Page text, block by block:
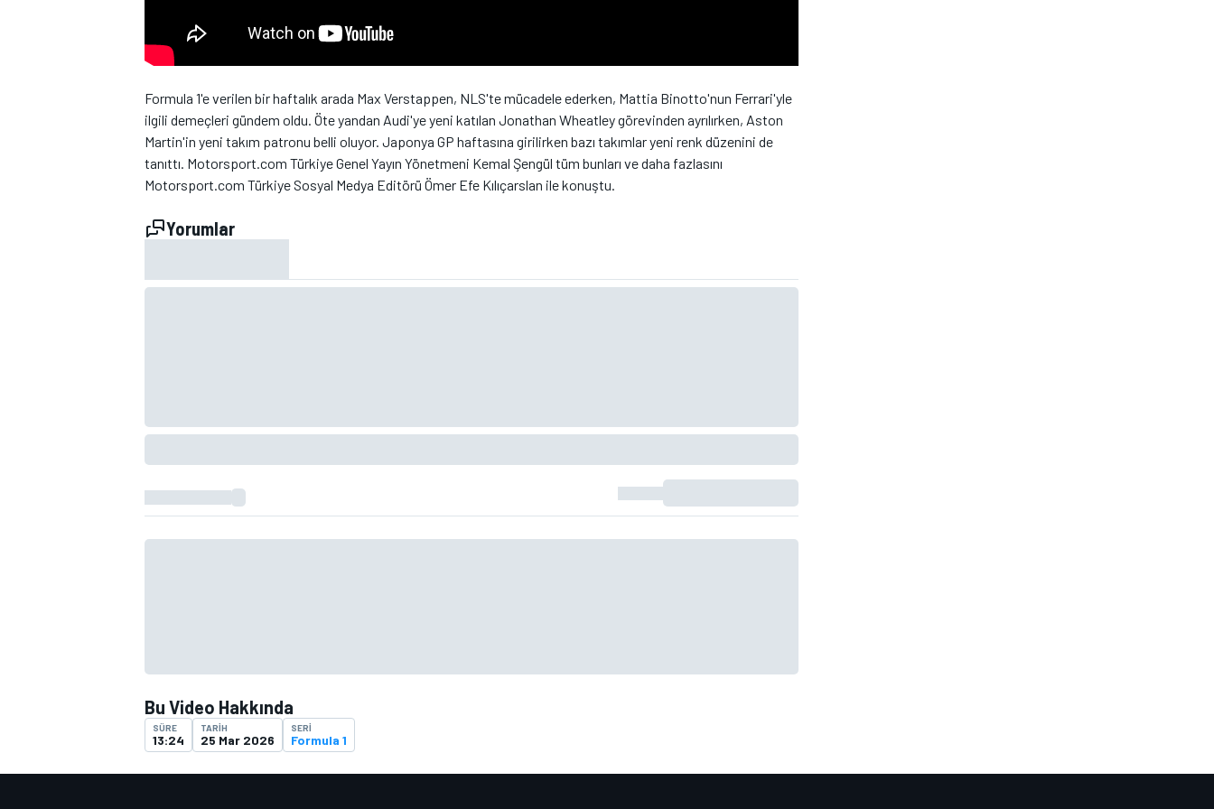
WRC
TÜRK SPORCULAR
Formula 1'e verilen bir haftalık arada Max Verstappen, NLS'te mücadele ederken, Mattia Binotto'nun Ferrari'yle
ilgili demeçleri gündem oldu. Öte yandan Audi'ye yeni katılan Jonathan Wheatley görevinden ayrılırken, Aston
Martin'in yeni takım patronu belli oluyor. Japonya GP haftasına girilirken bazı takımlar yeni renk düzenini de
tanıttı. Motorsport.com Türkiye Genel Yayın Yönetmeni Kemal Şengül tüm bunları ve daha fazlasını
Motorsport.com Türkiye Sosyal Medya Editörü Ömer Efe Kılıçarslan ile konuştu.
Yorumlar
Bu Video Hakkında
SÜRE
13:24
TARIH
25 Mar 2026
SERI
Formula 1